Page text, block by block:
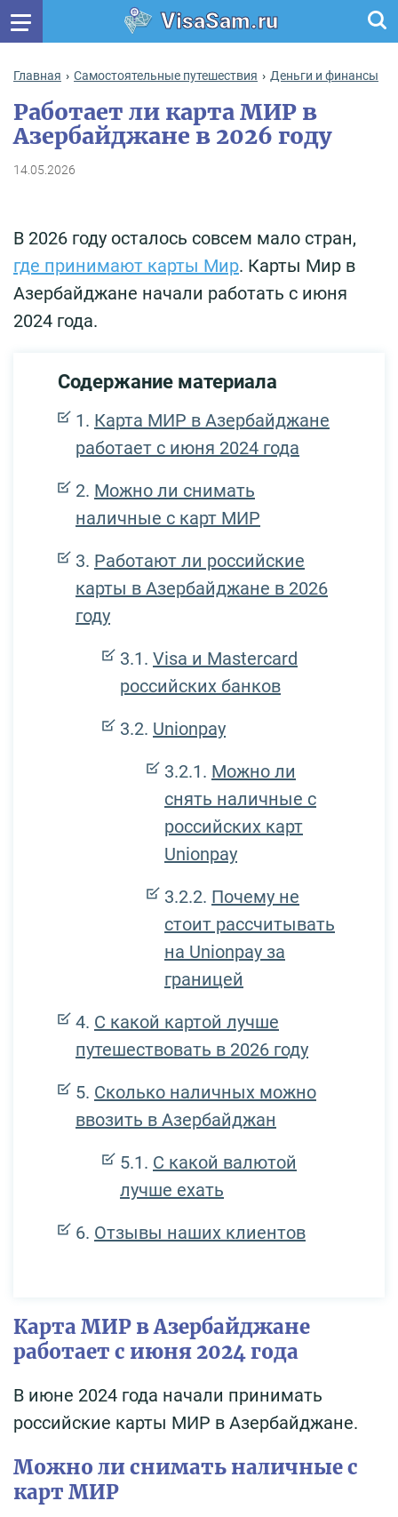
VisaSam.ru
Главная Самостоятельные путешествия Деньги и финансы
Работает ли карта МИР в
Азербайджане в 2026 году
14.05.2026
В 2026 году осталось совсем мало стран,
где принимают карты Мир. Карты Мир в
Азербайджане начали работать с июня
2024 года.
Содержание материала
Карта МИР в Азербайджане
работает с июня 2024 года
Можно ли снимать
наличные с карт МИР
Работают ли российские
карты в Азербайджане в 2026
году
Visa и Mastercard
российских банков
Unionpay
Можно ли
снять наличные с
российских карт
Unionpay
Почему не
стоит рассчитывать
на Unionpay за
границей
С какой картой лучше
путешествовать в 2026 году
Сколько наличных можно
ввозить в Азербайджан
С какой валютой
лучше ехать
Отзывы наших клиентов
Карта МИР в Азербайджане
работает с июня 2024 года
В июне 2024 года начали принимать
российские карты МИР в Азербайджане.
Можно ли снимать наличные с
карт МИР